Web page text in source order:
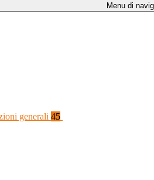
Menu di
generali 45